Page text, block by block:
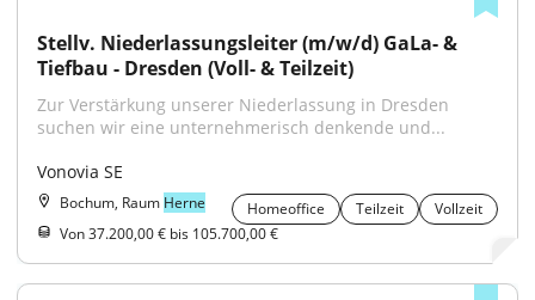
Stellv. Niederlassungsleiter (m/w/d) GaLa- &
Tiefbau - Dresden (Voll- & Teilzeit)
Zur Verstärkung unserer Niederlassung in Dresden
suchen wir eine unternehmerisch denkende und...
Vonovia SE
Bochum, Raum Herne Homeoffice Teilzeit
Vollzeit
Von 37.200,00 € bis 105.700,00 €